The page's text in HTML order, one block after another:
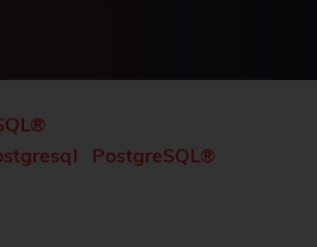
PostgreSQL®